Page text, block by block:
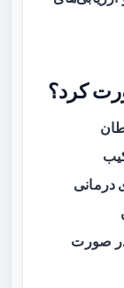
کرد؟
درمانی
صورت